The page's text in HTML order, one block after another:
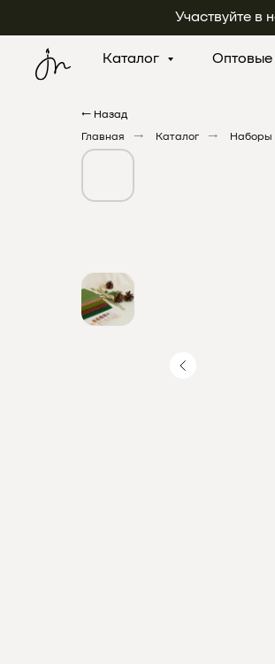
Участвуйте в
Каталог
← Назад
Главная
→ Каталог → Наборы